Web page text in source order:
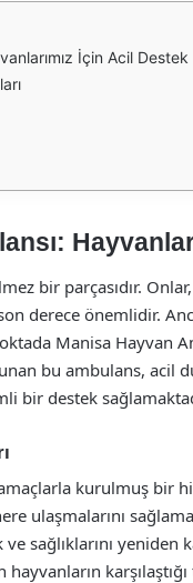
İçin Acil Destek
bir parçasıdır.
derece önemlidir.
Manisa Hayvan
bu ambulans, acil
bir destek
kurulmuş bir
ulaşmalarını
sağlıklarını
hayvanların